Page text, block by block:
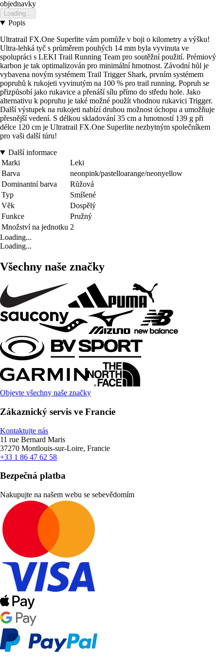
objednavky
Loading...
Popis
Ultratrail FX.One Superlite vám pomůže v boji o kilometry a výšku!
Ultra-lehká tyč s průměrem pouhých 14 mm byla vyvinuta ve
spolupráci s LEKI Trail Running Team pro soutěžní použití. Prémiový
karbon je tak optimalizován pro minimální hmotnost. Závodní hůl je
vybavena novým systémem Trail Trigger Shark, prvním systémem
popruhů k rukojeti vyvinutým na 100 % pro trail running. Popruh se
přizpůsobí jako rukavice a přenáší sílu přímo do středu hole. Jako
alternativu k popruhu je také možné použít vhodnou rukavici Trigger.
Další výstupek na rukojeti nabízí druhou možnost úchopu a umožňuje
přesnější vedení. S délkou skladování 35 cm a hmotností 139 g při
délce 120 cm je Ultratrail FX.One Superlite nezbytným společníkem
pro vaši další túru!
Další informace
Marki
Leki
Barva
neonpink/pastelloarange/neonyellow
Dominantní barva
Růžová
Typ
Smíšené
Věk
Dospělý
Funkce
Pružný
Množství na jednotku 2
Loading...
Loading...
Všechny naše značky
Objevte všechny naše značky
Zákaznický servis ve Francie
Kontaktujte nás
11 rue Bernard Maris
37270 Montlouis-sur-Loire, Francie
+33 1 86 47 62 58
Bezpečná platba
Nakupujte na našem webu se sebevědomím